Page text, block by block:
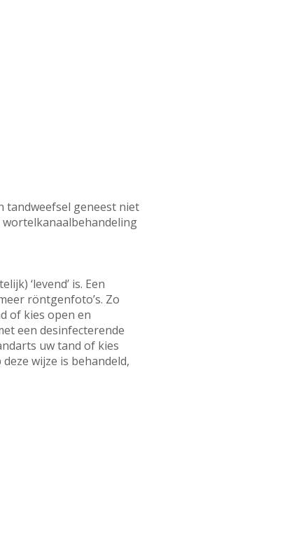
tandweefsel geneest niet
wortelkanaalbehandeling
‘levend’ is. Een
röntgenfoto’s. Zo
of kies open en
een desinfecterende
uw tand of kies
wijze is behandeld,